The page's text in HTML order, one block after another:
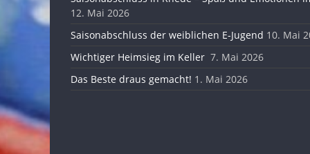
12. Mai 2026
Saisonabschluss der weiblichen E-Jugend 10. Mai
Wichtiger Heimsieg im Keller 7. Mai 2026
Das Beste draus gemacht! 1. Mai 2026